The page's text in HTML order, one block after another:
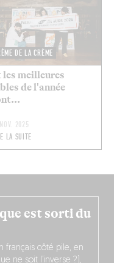
DE LA CRÈME
les meilleures
de l'année
NOV. 2025
LA SUITE
est sorti du
français côté pile, en
ne soit l’inverse ?),